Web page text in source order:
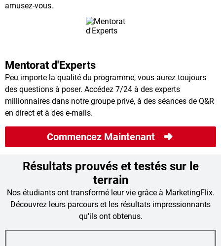
amusez-vous.
Mentorat d'Experts
Peu importe la qualité du programme, vous aurez toujours
des questions à poser. Accédez 7/24 à des experts
millionnaires dans notre groupe privé, à des séances de Q&R
en direct et à des e-mails.
Commencez Maintenant
Résultats prouvés et testés sur le
terrain
Nos étudiants ont transformé leur vie grâce à MarketingFlix.
Découvrez leurs parcours et les résultats impressionnants
qu'ils ont obtenus.